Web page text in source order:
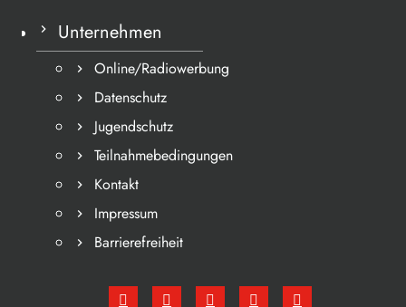
Unternehmen
Online/Radiowerbung
Datenschutz
Jugendschutz
Teilnahmebedingungen
Kontakt
Impressum
Barrierefreiheit